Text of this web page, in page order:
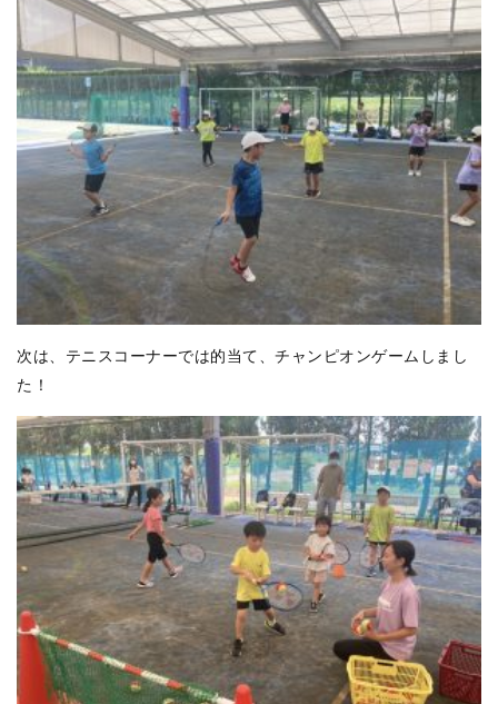
次は、テニスコーナーでは的当て、チャンピオンゲームしまし
た！